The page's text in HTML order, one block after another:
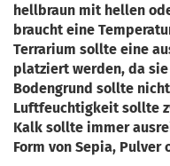
hellbraun mit hellen
braucht eine
Terrarium sollte eine
platziert werden, da
Bodengrund sollte
Luftfeuchtigkeit sollte
Kalk sollte immer
Form von Sepia,